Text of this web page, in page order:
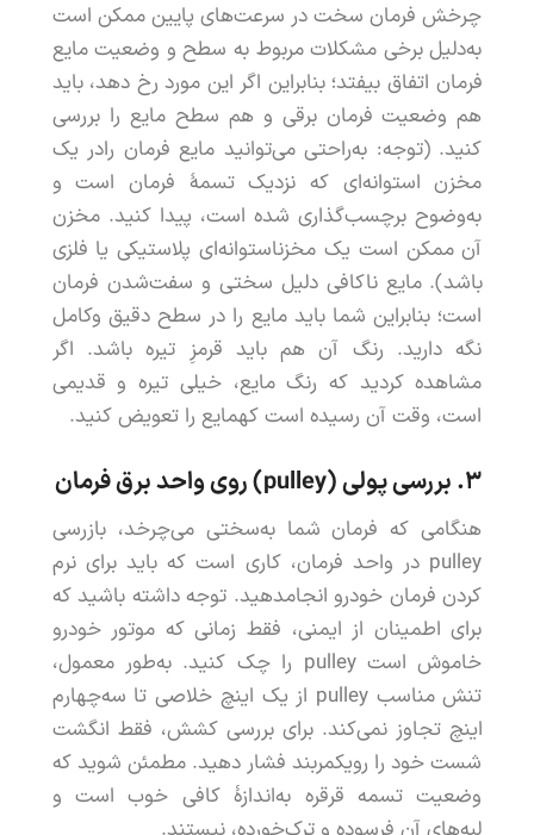
چرخش فرمان سخت در سرعتهای پایین ممکن است
بهدلیل برخی مشکلات مربوط به سطح و وضعیت مایع
فرمان اتفاق بیفتد؛بنابراین اگر این مورد رخ دهد،باید
هم وضعیت فرمان برقی و هم سطح مایع را بررسی
کنید. (توجه: بهراحتی میتوانید مایع فرمان رادر یک
مخزن استوانهای که نزدیک تسمۀ فرمان است و
بهوضوح برچسبگذاری شده است، پیدا کنید.مخزن
آن ممکن است یک مخزناستوانهای پلاستیکی یا فلزی
باشد).مایع ناکافی دلیل سختی و سفتشدن فرمان
است؛ بنابراین شما باید مایع را در سطح دقیق وکامل
نگه دارید. رنگ آن هم باید قرمز تیره باشد. اگر
مشاهده کردید که رنگ مایع،خیلی تیره و قدیمی
است، وقت آن رسیده است کهمایع را تعویض کنید.
۳. بررسیپولی(
pulley
)رویواحدبرقفرمان
هنگامی که فرمان شما بهسختی میچرخد،بازرسی
pulley در واحد فرمان،کاری است که باید برای نرم
کردن فرمان خودرو انجامدهید. توجه داشته باشید که
برای اطمینان از ایمنی، فقط زمانی که موتور خودرو
خاموش است pulley را چک کنید. بهطور معمول،
تنش مناسب pulley از یک اینچ خلاصی تا سهچهارم
اینچ تجاوز نمیکند.برای بررسی کشش، فقط انگشت
شست خود را رویکمربند فشار دهید.مطمئن شوید که
وضعیت تسمه قرقره بهاندازۀ کافی خوب است و